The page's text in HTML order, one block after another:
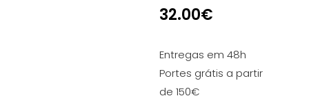
32.00€
Entregas em 48h
Portes grátis a partir
de 150€